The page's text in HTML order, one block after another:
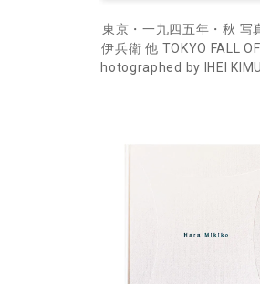
東京・一九四五年・秋 写
伊兵衛 他 TOKYO FALL
hotographed by IHEI